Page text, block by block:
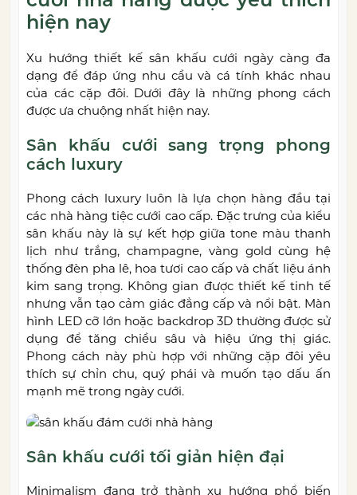
hiện nay
Xu hướng thiết kế sân khấu cưới ngày càng đa
dạng để đáp ứng nhu cầu và cá tính khác nhau
của các cặp đôi. Dưới đây là những phong cách
được ưa chuộng nhất hiện nay.
Sân khấu cưới sang trọng phong
cách luxury
Phong cách luxury luôn là lựa chọn hàng đầu tại
các nhà hàng tiệc cưới cao cấp. Đặc trưng của kiểu
sân khấu này là sự kết hợp giữa tone màu thanh
lịch như trắng, champagne, vàng gold cùng hệ
thống đèn pha lê, hoa tươi cao cấp và chất liệu ánh
kim sang trọng. Không gian được thiết kế tinh tế
nhưng vẫn tạo cảm giác đẳng cấp và nổi bật. Màn
hình LED cỡ lớn hoặc backdrop 3D thường được sử
dụng để tăng chiều sâu và hiệu ứng thị giác.
Phong cách này phù hợp với những cặp đôi yêu
thích sự chỉn chu, quý phái và muốn tạo dấu ấn
mạnh mẽ trong ngày cưới.
Sân khấu cưới tối giản hiện đại
Minimalism đang trở thành xu hướng phổ biến